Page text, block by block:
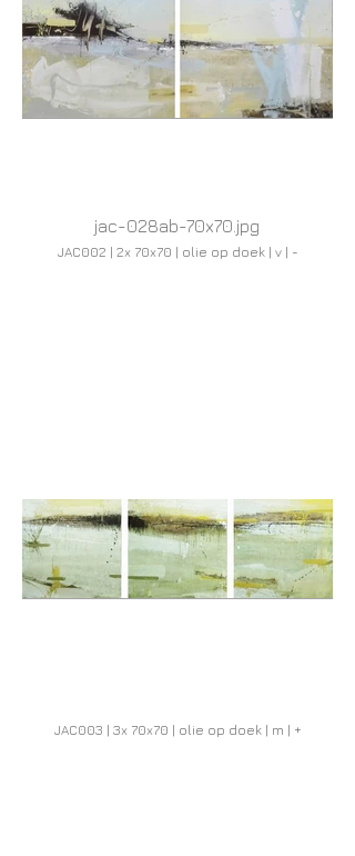
jac-028ab-70x70.jpg
JAC002 | 2x 70x70 | olie op doek | v | -
JAC003 | 3x 70x70 | olie op doek | m | +